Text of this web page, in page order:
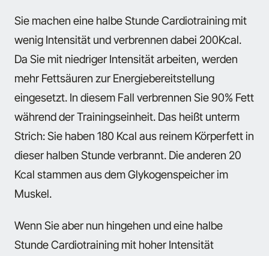
Sie machen eine halbe Stunde Cardiotraining mit
wenig Intensität und verbrennen dabei 200Kcal.
Da Sie mit niedriger Intensität arbeiten, werden
mehr Fettsäuren zur Energiebereitstellung
eingesetzt. In diesem Fall verbrennen Sie 90% Fett
während der Trainingseinheit. Das heißt unterm
Strich: Sie haben 180 Kcal aus reinem Körperfett in
dieser halben Stunde verbrannt. Die anderen 20
Kcal stammen aus dem Glykogenspeicher im
Muskel.
Wenn Sie aber nun hingehen und eine halbe
Stunde Cardiotraining mit hoher Intensität